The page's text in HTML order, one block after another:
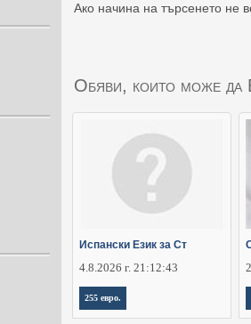
Ако начина на търсенето не
Обяви, които може да
Испански Език за Ст
4.8.2026 г. 21:12:43
255 евро.